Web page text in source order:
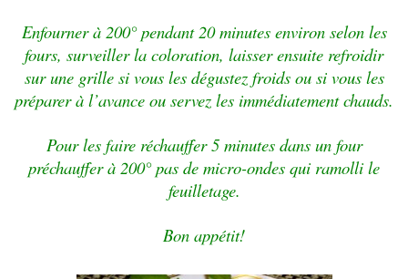
Enfourner à 200° pendant 20 minutes environ selon les
fours, surveiller la coloration, laisser ensuite refroidir
sur une grille si vous les dégustez froids ou si vous les
préparer à l’avance ou servez les immédiatement chauds.
Pour les faire réchauffer 5 minutes dans un four
préchauffer à 200° pas de micro-ondes qui ramolli le
feuilletage.
Bon appétit!